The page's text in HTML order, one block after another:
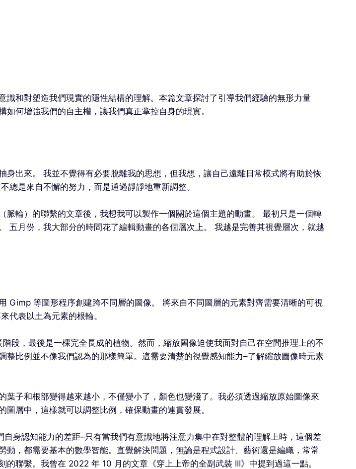
和對塑造我們現實的隱性結構的理解。本篇文章探討了引導我們經驗的無形力量
增強我們的自主權，讓我們真正掌控自身的現實。
出來。 我並不覺得有必要脫離我的思想，但我想，讓自己遠離日常模式將有助於恢
總是來自不懈的努力，而是通過靜靜地重新調整。
輪）的聯繫的文章後，我想我可以製作一個關於這個主題的動畫。 最初只是一個轉
五月份，我大部分的時間花了編輯動畫的各個層次上。 我越是完善其視覺層次，就越
Gimp 等圖形程序創建跨不同層的圖像。 將來自不同圖層的元素對齊需要清晰的可視
代表以土為元素的根輪。
段，最後是一棵完全長成的植物。然而，縮放圖像迫使我面對自己在空間推理上的不
比例並不像我們認為的那樣簡單。這需要清楚的視覺感知能力–了解縮放圖像時元素
子和根部變得越來越小，不僅變小了，顏色也變淺了。我必須透過縮放原始圖像來
層中，這樣就可以調整比例，確保動畫的連貫發展。
身認知能力的差距–只有當我們有意識地將注意力集中在對整體的理解上時，這個差
，都需要基本的數學智能。直覺解決問題，無論是程式設計、藝術還是編織，常常
聯繫。我曾在 2022 年 10 月的文章《穿上上帝的全副武裝 III》中提到過這一點。